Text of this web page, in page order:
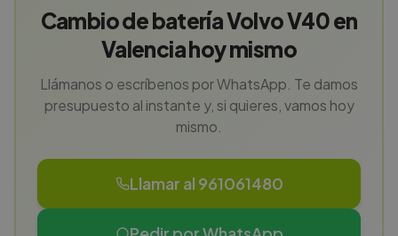
Cambio de batería Volvo V40 en
Valencia hoy mismo
Llámanos o escríbenos por WhatsApp. Te damos
presupuesto al instante y, si quieres, vamos hoy
mismo.
Llamar al 961061480